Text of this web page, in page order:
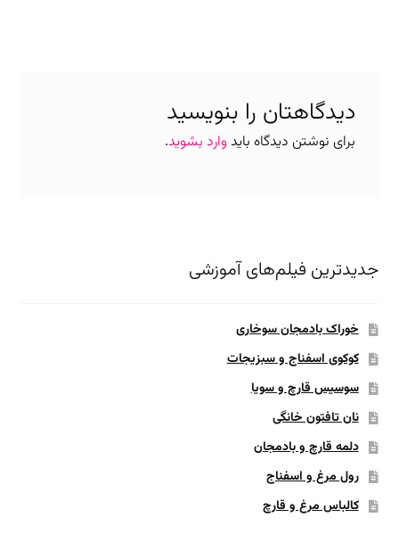
دیدگاهتان را بنویسید
برای نوشتن دیدگاه بایدوارد بشوید.
جدیدترین فیلم‌های آموزشی
خوراک بادمجان سوخاری
کوکوی اسفناج و سبزیجات
سوسیس قارچ و سویا
نان تافتون خانگی
دلمه قارچ و بادمجان
رول مرغ و اسفناج
کالباس مرغ و قارچ